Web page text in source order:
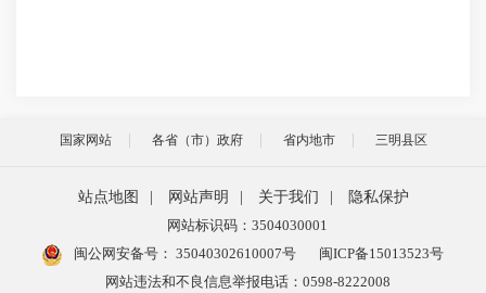
国家网站 各省（市）政府 省内地市 三明县区
站点地图 网站声明 关于我们
隐私保护
网站标识码：3504030001
闽公网安备号： 35040302610007号
闽ICP备15013523号
网站违法和不良信息举报电话：0598-8222008